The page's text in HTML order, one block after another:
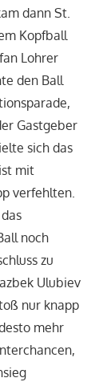
dann St.
Kopfball
Lohrer
den Ball
Gastgeber
sich das
mit
verfehlten.
noch
zu
Ulubiev
nur knapp
mehr